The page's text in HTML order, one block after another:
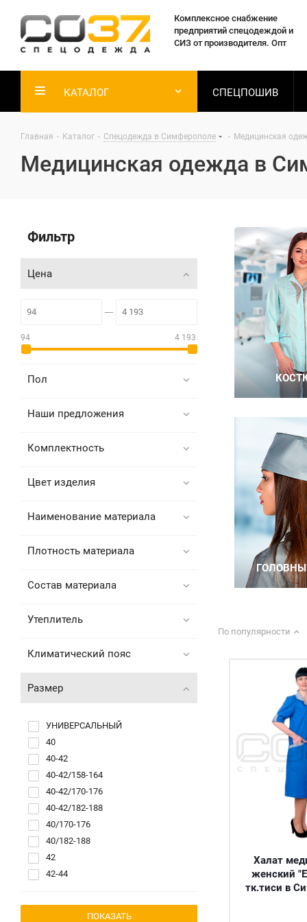
Комплексное снабжение
предприятий спецодеждой и
СИЗ от производителя. Опт
КАТАЛОГ СПЕЦПОШИВ
Главная - Каталог - Спецодежда в Симферополе - Медицинская
Медицинская одежда в
По популярности
Халат
женский
тк.тиси в
Фильтр
Цена
94 4 193
Пол
Наши предложения
Комплектность
Цвет изделия
Наименование материала
Плотность материала
Состав материала
Утеплитель
Климатический пояс
Размер
УНИВЕРСАЛЬНЫЙ
40
40-42
40-42/158-164
40-42/170-176
40-42/182-188
40/170-176
40/182-188
42
42-44
42/170-176